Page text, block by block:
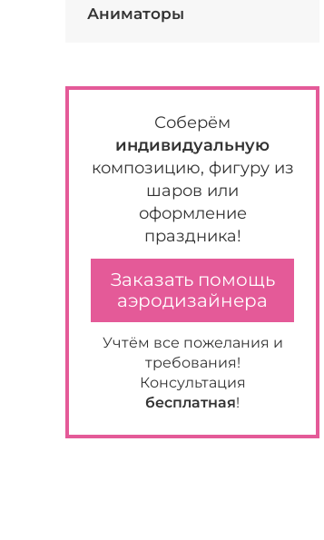
Аниматоры
Соберём
индивидуальную
композицию, фигуру из
шаров или
оформление
праздника!
Заказать помощь
аэродизайнера
Учтём все пожелания и
требования!
Консультация
бесплатная!